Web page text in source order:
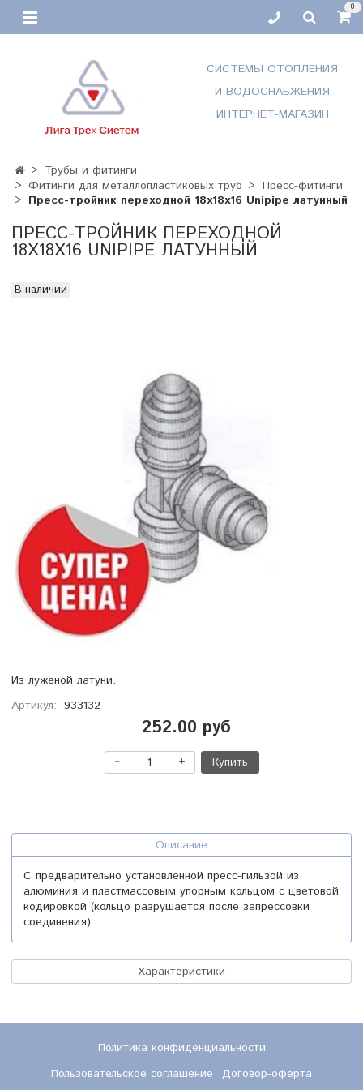
0
СИСТЕМЫ ОТОПЛЕНИЯ
И ВОДОСНАБЖЕНИЯ
ИНТЕРНЕТ-МАГАЗИН
Трубы и фитинги
Фитинги для металлопластиковых труб
Пресс-фитинги
Пресс-тройник переходной 18х18х16 Unipipe латунный
ПРЕСС-ТРОЙНИК ПЕРЕХОДНОЙ
18Х18Х16 UNIPIPE ЛАТУННЫЙ
В наличии
Из луженой латуни.
Артикул: 933132
252.00 руб
Купить
Описание
С предварительно установленной пресс-гильзой из
алюминия и пластмассовым упорным кольцом с цветовой
кодировкой (кольцо разрушается после запрессовки
соединения).
Характеристики
Политика конфиденциальности
Пользовательское соглашение
Договор-оферта